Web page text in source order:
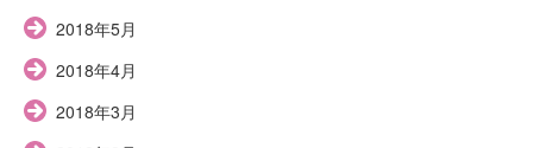
2018年5月
2018年4月
2018年3月